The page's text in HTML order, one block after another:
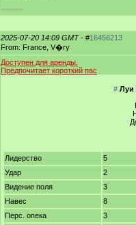
-----------
2025-07-20 14:09 GMT- #16456213
From: France, V�ry
Доступен для аренды.
Предпочитает короткий пас
# Луи
Лидерство 5
Удар
2
Видение поля
3
Навес
8
Перс. опека
3